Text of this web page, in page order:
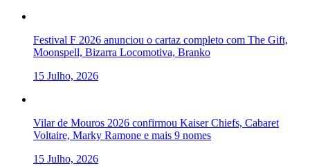
Festival F 2026 anunciou o cartaz completo com The Gift,
Moonspell, Bizarra Locomotiva, Branko
15 Julho, 2026
Vilar de Mouros 2026 confirmou Kaiser Chiefs, Cabaret
Voltaire, Marky Ramone e mais 9 nomes
15 Julho, 2026